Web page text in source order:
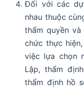
Đối với các
nhau thuộc
thẩm quyền
chức thực
việc lựa chọn
Lập, thẩm
thẩm định hồ